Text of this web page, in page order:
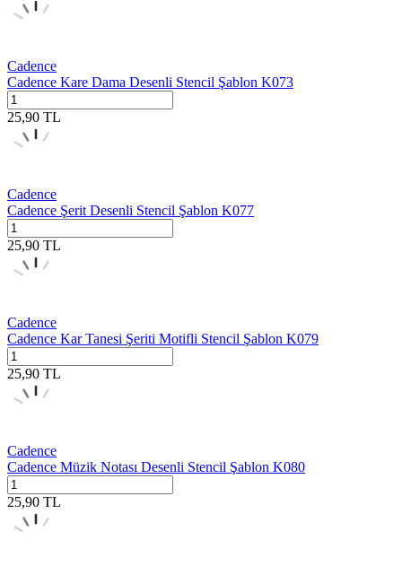
Cadence
Cadence Kare Dama Desenli Stencil Şablon K073
25,90 TL
Cadence
Cadence Şerit Desenli Stencil Şablon K077
25,90 TL
Cadence
Cadence Kar Tanesi Şeriti Motifli Stencil Şablon K079
25,90 TL
Cadence
Cadence Müzik Notası Desenli Stencil Şablon K080
25,90 TL